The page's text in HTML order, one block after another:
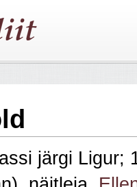
järgi Ligur;